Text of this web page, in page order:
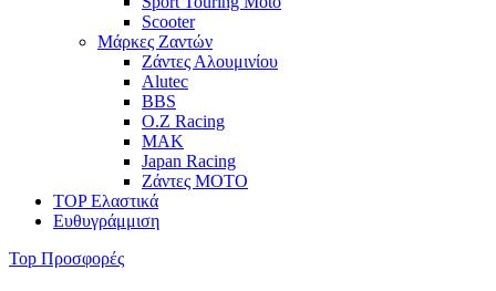
Scooter
Μάρκες Ζαντών
Ζάντες Αλουμινίου
Alutec
BBS
O.Z Racing
MAK
Japan Racing
Ζάντες MOTO
TOP Ελαστικά
Ευθυγράμμιση
Top Προσφορές